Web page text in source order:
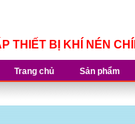
THIẾT BỊ KHÍ NÉN
Trang chủ Sản phẩm